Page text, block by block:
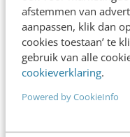
afstemmen van
aanpassen, klik dan
cookies toestaan’ te
gebruik van alle
cookieverklaring.
Powered by CookieInfo
AI & Tech
Content &
Klantcontact & CX
Marketing